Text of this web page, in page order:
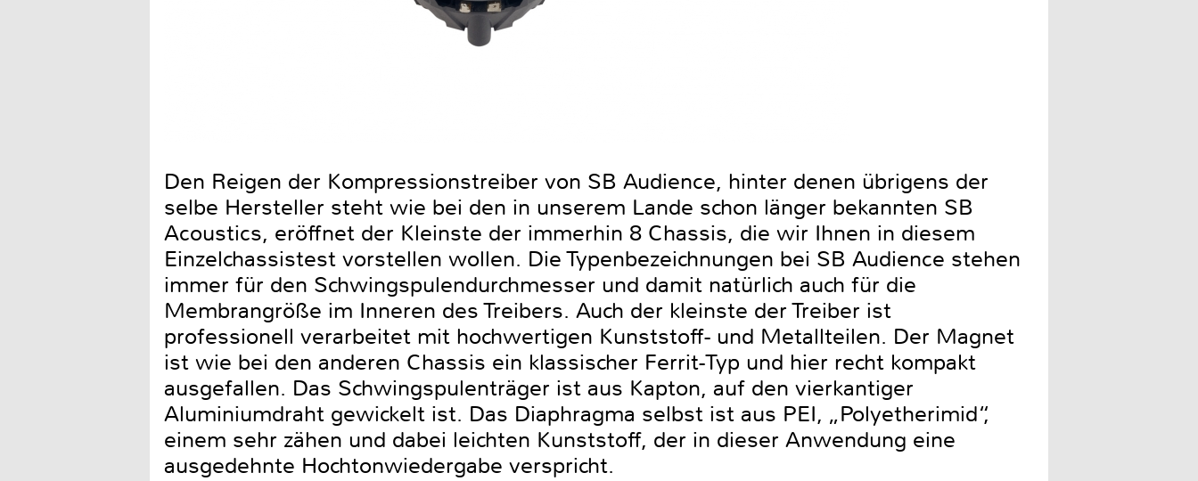
Den Reigen der Kompressionstreiber von SB Audience, hinter denen übrigens der
selbe Hersteller steht wie bei den in unserem Lande schon länger bekannten SB
Acoustics, eröffnet der Kleinste der immerhin 8 Chassis, die wir Ihnen in diesem
Einzelchassistest vorstellen wollen. Die Typenbezeichnungen bei SB Audience stehen
immer für den Schwingspulendurchmesser und damit natürlich auch für die
Membrangröße im Inneren des Treibers. Auch der kleinste der Treiber ist
professionell verarbeitet mit hochwertigen Kunststoff- und Metallteilen. Der Magnet
ist wie bei den anderen Chassis ein klassischer Ferrit-Typ und hier recht kompakt
ausgefallen. Das Schwingspulenträger ist aus Kapton, auf den vierkantiger
Aluminiumdraht gewickelt ist. Das Diaphragma selbst ist aus PEI, „Polyetherimid“,
einem sehr zähen und dabei leichten Kunststoff, der in dieser Anwendung eine
ausgedehnte Hochtonwiedergabe verspricht.